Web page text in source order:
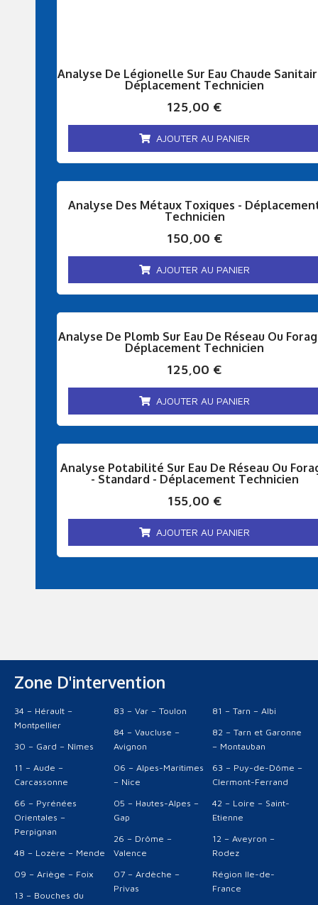
Analyse De Légionelle Sur Eau Chaude
Déplacement Technicien
125,00 €
AJOUTER AU PANIER
Analyse Des Métaux Toxiques -
Technicien
150,00 €
AJOUTER AU PANIER
Analyse De Plomb Sur Eau De Réseau Ou
Déplacement Technicien
125,00 €
AJOUTER AU PANIER
Analyse Potabilité Sur Eau De Réseau Ou
- Standard - Déplacement Technicien
155,00 €
AJOUTER AU PANIER
Zone D'intervention
34 – Hérault –
Montpellier
30 – Gard – Nîmes
11 – Aude –
Carcassonne
66 – Pyrénées
Orientales –
Perpignan
48 – Lozère – Mende
09 – Ariège – Foix
13 – Bouches du
83 – Var – Toulon
84 – Vaucluse –
Avignon
06 – Alpes-Maritimes
– Nice
05 – Hautes-Alpes –
Gap
26 – Drôme –
Valence
07 – Ardèche –
Privas
81 – Tarn – Albi
82 – Tarn et Garonne
– Montauban
63 – Puy-de-Dôme –
Clermont-Ferrand
42 – Loire – Saint-
Etienne
12 – Aveyron –
Rodez
Région Ile-de-
France